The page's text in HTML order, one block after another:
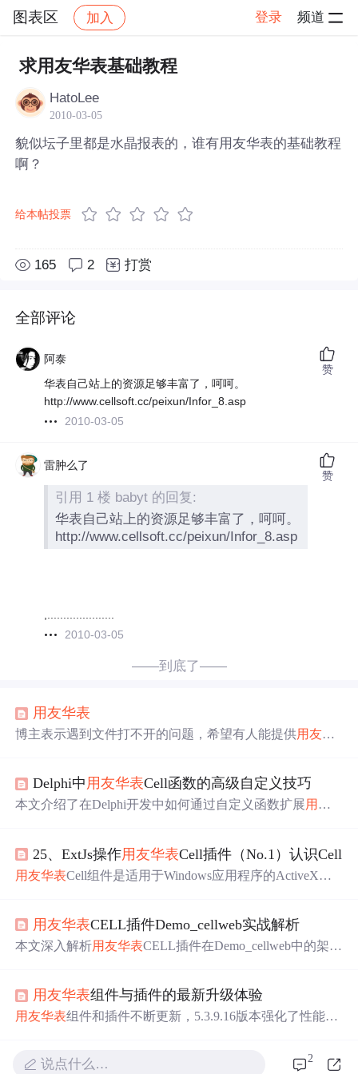
图表区 加入 登录 频道
社区 图表区 帖子详情
求用友华表基础教程
HatoLee
2010-03-05
貌似坛子里都是水晶报表的，谁有用友华表的基础教程
啊？
给本帖投票
165 2 打赏
全部评论
阿泰
华表自己站上的资源足够丰富了，呵呵。
http://www.cellsoft.cc/peixun/Infor_8.asp
2010-03-05
赞
雷肿么了
引用 1 楼 babyt 的回复:
华表自己站上的资源足够丰富了，呵呵。
http://www.cellsoft.cc/peixun/Infor_8.asp
,.....................
2010-03-05
赞
——到底了——
用友华表
博主表示遇到文件打不开的问题，希望有人能提供用友华
Delphi中用友华表Cell函数的高级自定义技巧
本文介绍了在Delphi开发中如何通过自定义函数扩展用友
并结合Delphi项目文件结构进行说明，帮助开发者提升表
格数据管理能力。
25、ExtJs操作用友华表Cell插件（No.1）认识Cell
用友华表Cell组件是适用于Windows应用程序的ActiveX控
言，拥有丰富的图表功能、相对单元公式和自定义函数。
此外，Cell还具备Excel、Word等表格的数据兼容性，支持
用友华表CELL插件Demo_cellweb实战解析
本文深入解析用友华表CELL插件在Demo_cellweb中的架构
端通信机制、动态数据绑定、插件化架构与企业级应用场
景，帮助开发者掌握在财务、销售、HR等领域高效构建W
用友华表组件与插件的最新升级体验
用友华表组件和插件不断更新，5.3.9.16版本强化了性能。
表生成、电子表格计算、数据管理、数据导入导出、图表
说点什么… 2